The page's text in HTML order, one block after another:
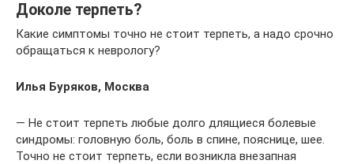
Доколе терпеть?
Какие симптомы точно не стоит терпеть, а надо срочно
обращаться к неврологу?
Илья Буряков, Москва
— Не стоит терпеть любые долго длящиеся болевые
синдромы: головную боль, боль в спине, пояснице, шее.
Точно не стоит терпеть, если возникла внезапная